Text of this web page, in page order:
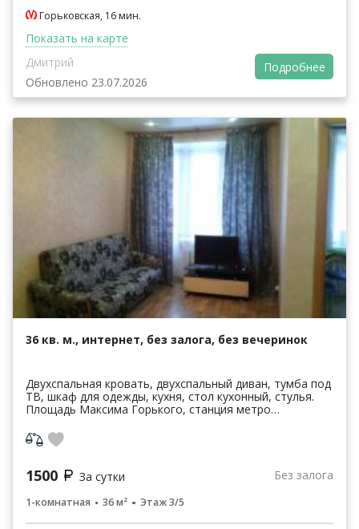
Горьковская, 16 мин.
Показать на карте
Дмитрий
Обновлено 23.07.2026
Подробнее
36 кв. м., интернет, без залога, без вечеринок
Двухспальная кровать, двухспальный диван, тумба под
ТВ, шкаф для одежды, кухня, стол кухонный, стулья.
Площадь Максима Горького, станция метро
1500 За сутки Без залога
1-комнатная 36 м² Этаж 3/5